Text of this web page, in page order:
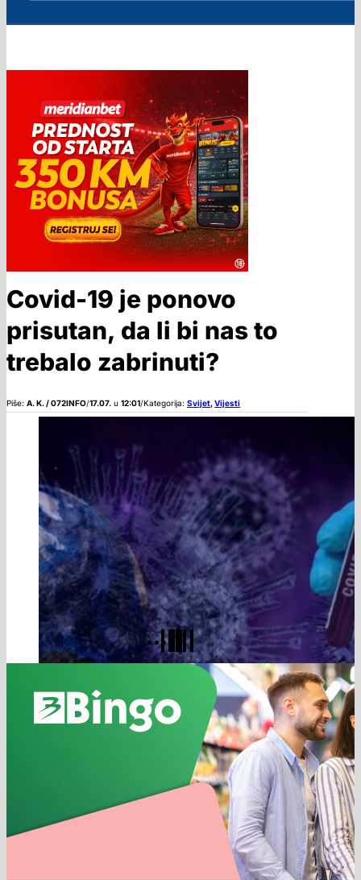
Covid-19 je ponovo
prisutan, da li bi nas to
trebalo zabrinuti?
Piše: A. K. / 072INFO/17.07. u 12:01/Kategorija: Svijet,Vijesti